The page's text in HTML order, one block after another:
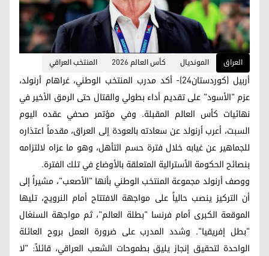
العراق المونديال كأس العالم 2026 المنتخب العراقي
أربيل (كوردستان24)- أكد مدرب المنتخب الوطني، غراهام أرنولد،
عزم "الأسود" على تقديم أداء بطولي والقتال حتى الرمق الأخير في
نهائيات كأس العالم المقبلة. وفي مؤتمر صحفي عقده اليوم
السبت، أعرب أرنولد عن سعادته بالعودة إلى العراق، مقدماً اعتذاره
للجماهير عن غيابه خلال فترة حسم التأهل، وهو ما عزاه لالتزامه
بنصائح الحكومة الأسترالية المتعلقة بالأوضاع في تلك الفترة.
ووصف أرنولد مجموعة المنتخب الوطني بأنها "الأصعب"، مشيراً إلى
أن التركيز ينصب حالياً على مواجهة الافتتاح أمام النرويج، تليها
الموقعة الكبرى أمام فرنسا "بطلة العالم"، ثم مواجهة السنغال
"بطل إفريقيا". وشدد المدرب على ضرورة العمل بروح العائلة
الواحدة لتحقيق إنجاز يليق بطموحات الشعب العراقي، قائلاً: "لا